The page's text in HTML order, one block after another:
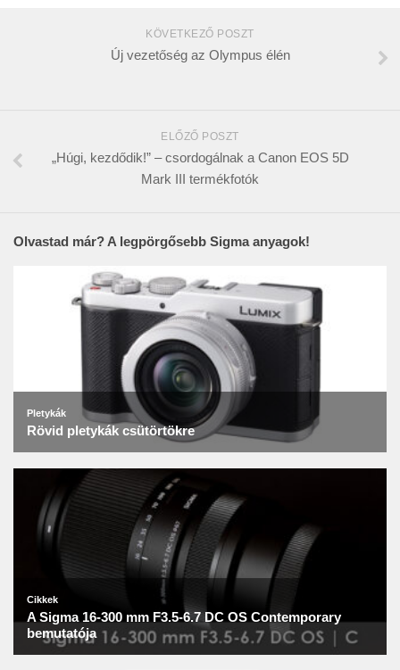
KÖVETKEZŐ POSZT
Új vezetőség az Olympus élén
ELŐZŐ POSZT
„Húgi, kezdődik!” – csordogálnak a Canon EOS 5D
Mark III termékfotók
Olvastad már? A legpörgősebb Sigma anyagok!